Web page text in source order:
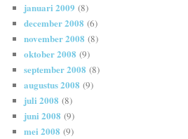
januari 2009 (8)
december 2008 (6)
november 2008 (8)
oktober 2008 (9)
september 2008 (8)
augustus 2008 (9)
juli 2008 (8)
juni 2008 (9)
mei 2008 (9)